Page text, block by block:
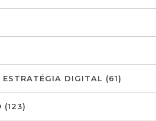
ESTRATÉGIA DIGITAL (61)
(123)